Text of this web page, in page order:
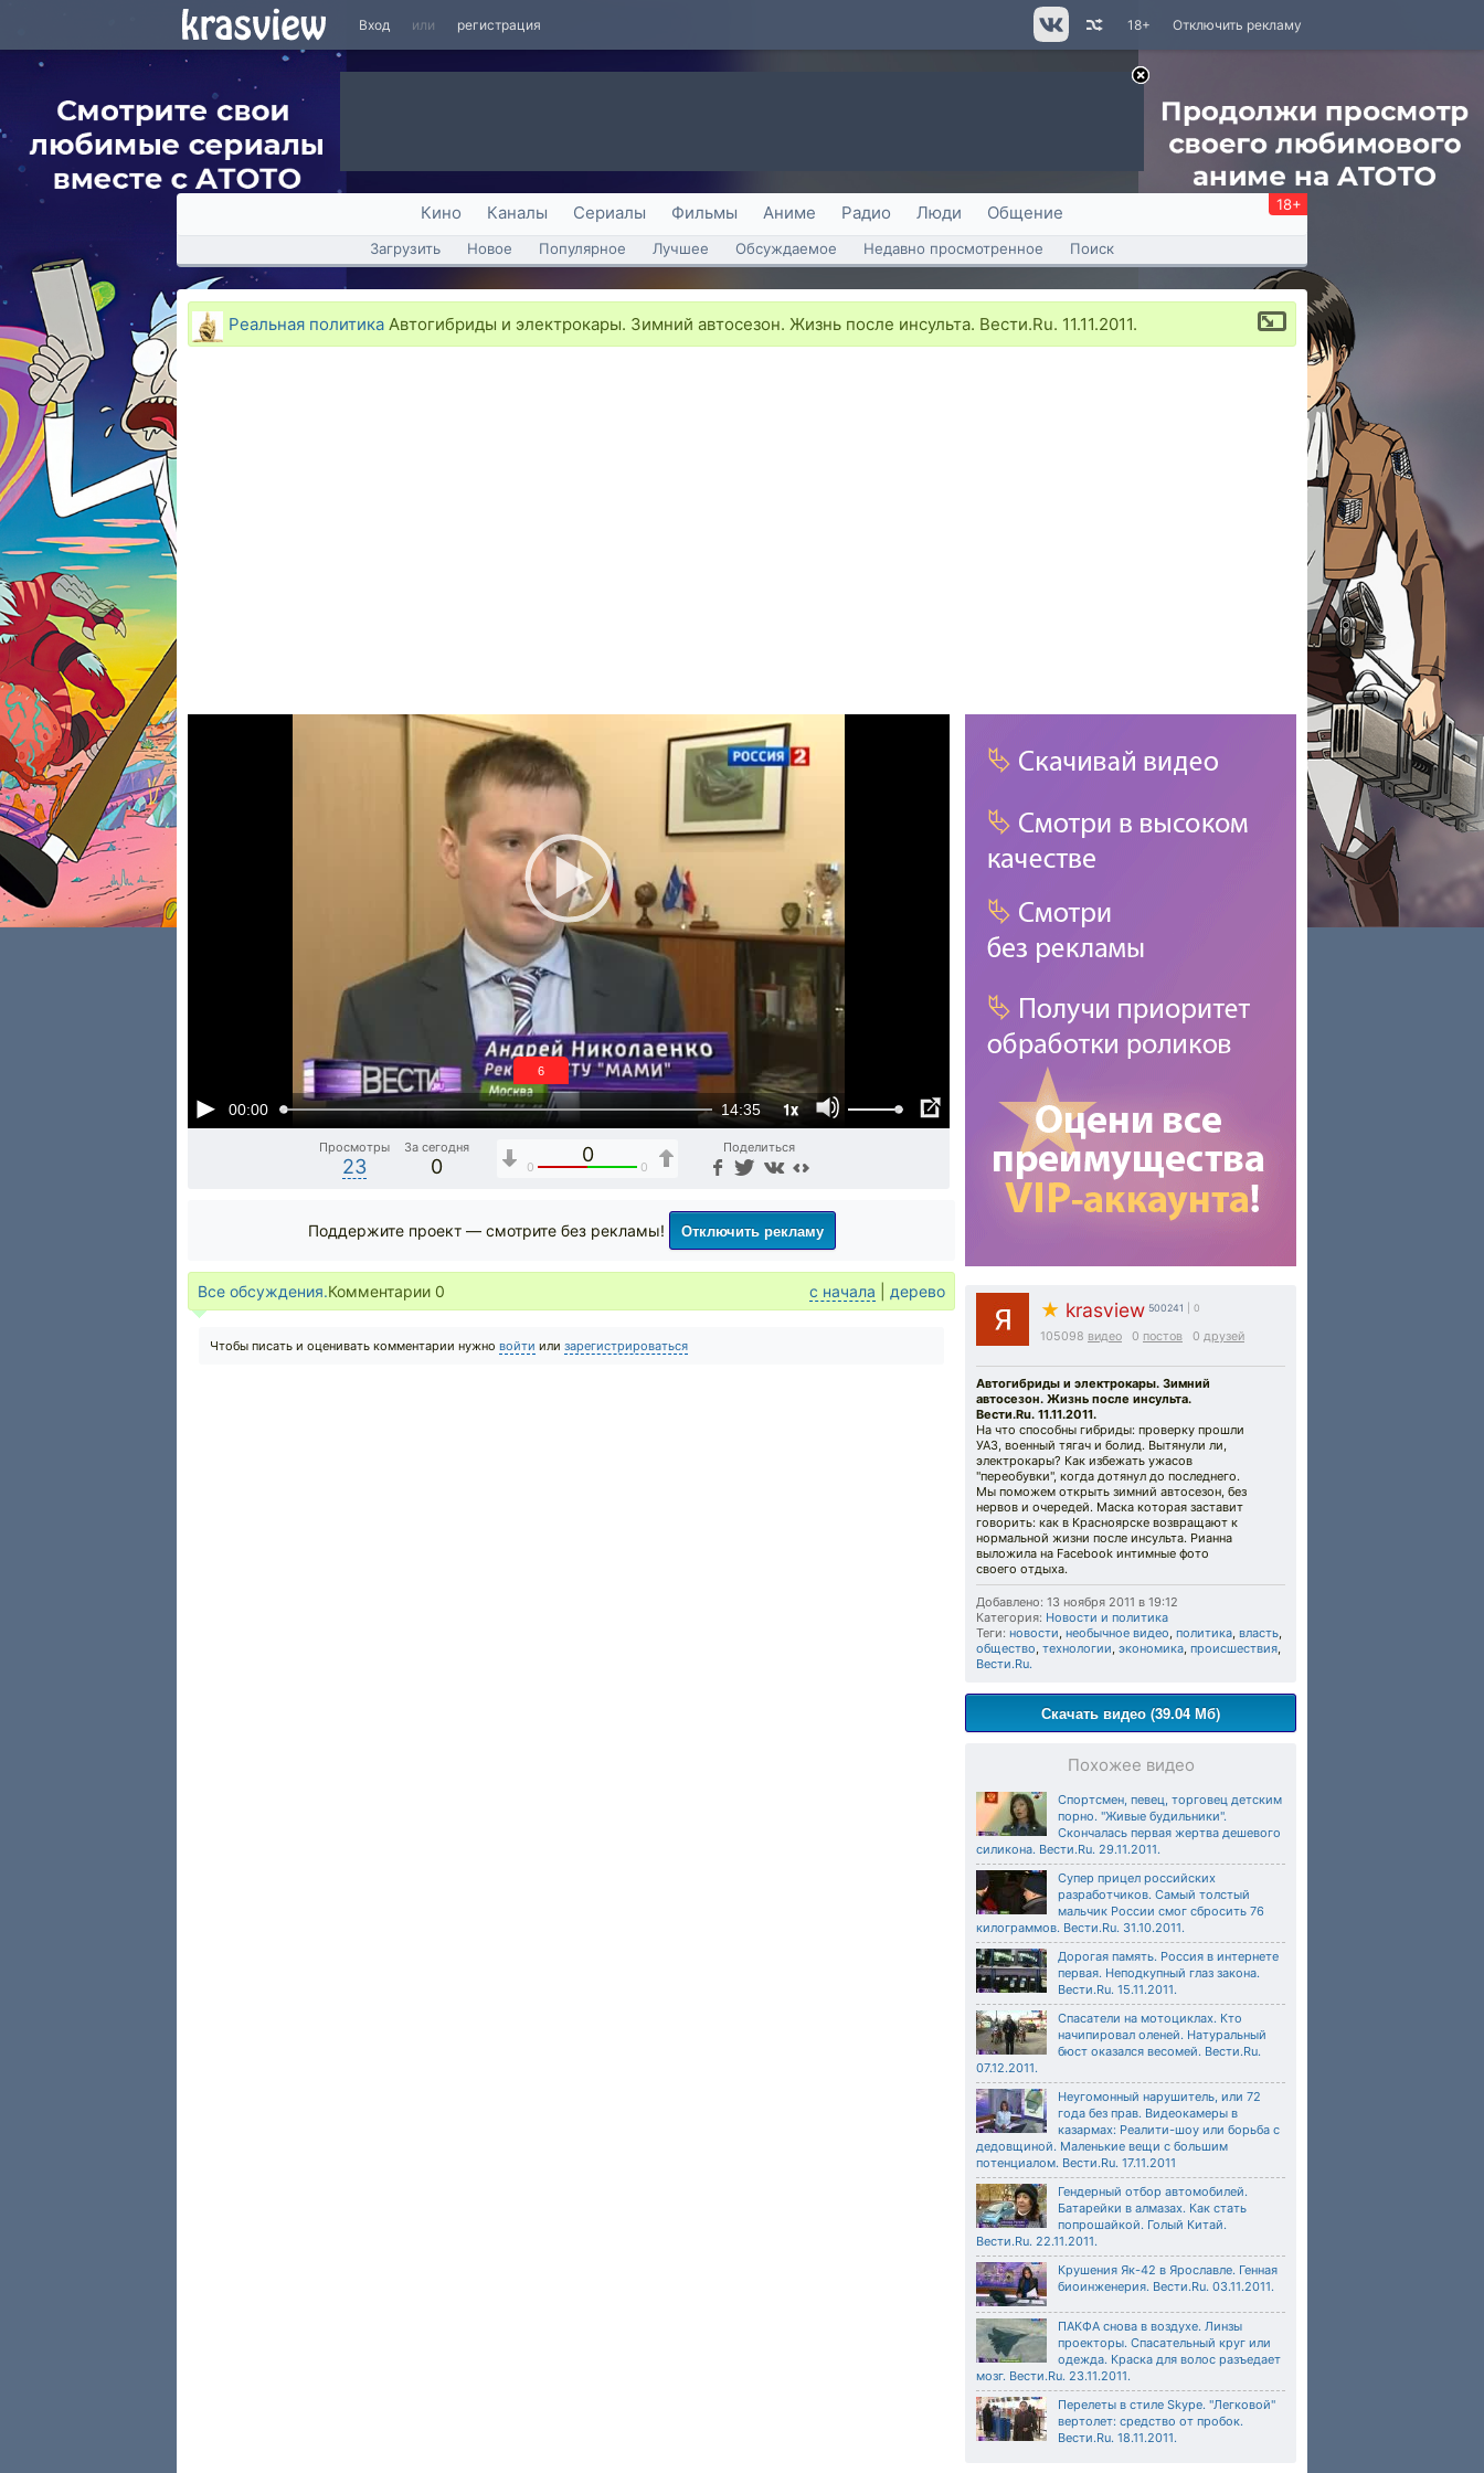
Вход или регистрация Отключить рекламу
18+
Кино Каналы Сериалы Фильмы Аниме Радио Люди Общение 18+
Загрузить Новое Популярное Лучшее Обсуждаемое Недавно просмотренное Поиск
Реальная политика Автогибриды и электрокары. Зимний автосезон. Жизнь после инсульта. Вести.Ru. 11.11.2011.
00:00 14:35 1x
5
Просмотры
23
За сегодня
0
0
0 0
Поделиться
★ krasview 500241 | 0
105098 видео 0 постов 0 друзей
Автогибриды и электрокары. Зимний
автосезон. Жизнь после инсульта.
Вести.Ru. 11.11.2011.
На что способны гибриды: проверку прошли
УАЗ, военный тягач и болид. Вытянули ли,
электрокары? Как избежать ужасов
"переобувки", когда дотянул до последнего.
Мы поможем открыть зимний автосезон, без
нервов и очередей. Маска которая заставит
говорить: как в Красноярске возвращают к
нормальной жизни после инсульта. Рианна
выложила на Facebook интимные фото
своего отдыха.
Добавлено: 13 ноября 2011 в 19:12
Категория: Новости и политика
Теги: новости, необычное видео, политика, власть,
общество, технологии, экономика, происшествия,
Вести.Ru.
Скачать видео (39.04 Мб)
Похожее видео
Спортсмен, певец, торговец детским
порно. "Живые будильники".
Скончалась первая жертва дешевого
силикона. Вести.Ru. 29.11.2011.
Супер прицел российских
разработчиков. Самый толстый
мальчик России смог сбросить 76
килограммов. Вести.Ru. 31.10.2011.
Дорогая память. Россия в интернете
первая. Неподкупный глаз закона.
Вести.Ru. 15.11.2011.
Спасатели на мотоциклах. Кто
начипировал оленей. Натуральный
бюст оказался весомей. Вести.Ru.
07.12.2011.
Неугомонный нарушитель, или 72
года без прав. Видеокамеры в
казармах: Реалити-шоу или борьба с
дедовщиной. Маленькие вещи с большим
потенциалом. Вести.Ru. 17.11.2011
Гендерный отбор автомобилей.
Батарейки в алмазах. Как стать
попрошайкой. Голый Китай.
Вести.Ru. 22.11.2011.
Крушения Як-42 в Ярославле. Генная
биоинженерия. Вести.Ru. 03.11.2011.
ПАКФА снова в воздухе. Линзы
проекторы. Спасательный круг или
одежда. Краска для волос разъедает
мозг. Вести.Ru. 23.11.2011.
Перелеты в стиле Skype. "Легковой"
вертолет: средство от пробок.
Вести.Ru. 18.11.2011.
Поддержите проект — смотрите без рекламы! Отключить рекламу
Все обсуждения.Комментарии 0 с начала дерево
Чтобы писать и оценивать комментарии нужно войти или зарегистрироваться